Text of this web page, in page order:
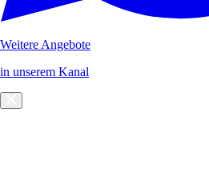
Weitere Angebote
in unserem Kanal